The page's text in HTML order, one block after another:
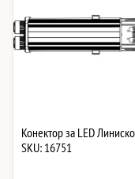
Конектор за LED
SKU: 16751